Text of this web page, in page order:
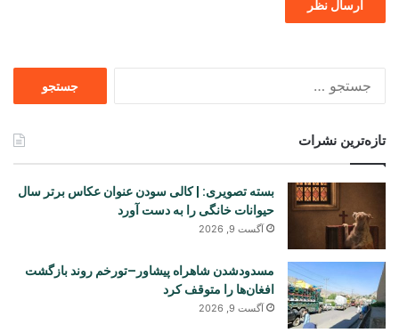
تازه‌ترین نشرات
بسته تصویری: | کالی سودن عنوان عکاس برتر سال
حیوانات خانگی را به دست آورد
آگست 9, 2026
مسدودشدن شاهراه پیشاور–تورخم روند بازگشت
افغان‌ها را متوقف کرد
آگست 9, 2026